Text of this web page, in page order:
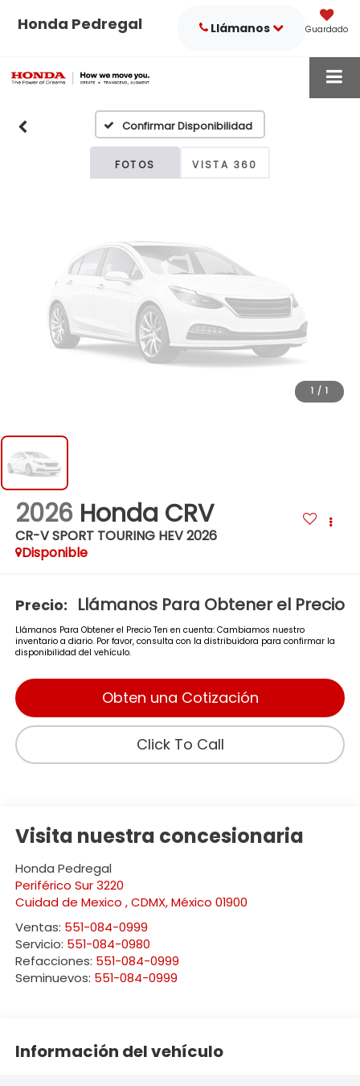
Honda Pedregal Guardado
Llámanos
Confirmar Disponibilidad
FOTOS VISTA 360
Fotos No
Disponibles
Por favor, revise luego
1 / 1
2026 Honda CRV
CR-V SPORT TOURING HEV 2026
Disponible
Precio: Llámanos Para Obtener el Precio
Llámanos Para Obtener el Precio Ten en cuenta: Cambiamos nuestro
inventario a diario. Por favor, consulta con la distribuidora para confirmar la
disponibilidad del vehículo.
Obten una Cotización
Click To Call
Visita nuestra concesionaria
Honda Pedregal
Periférico Sur 3220
Cuidad de Mexico ,CDMX, México 01900
Ventas: 551-084-0999
Servicio: 551-084-0980
Refacciones: 551-084-0999
Seminuevos: 551-084-0999
Información del vehículo